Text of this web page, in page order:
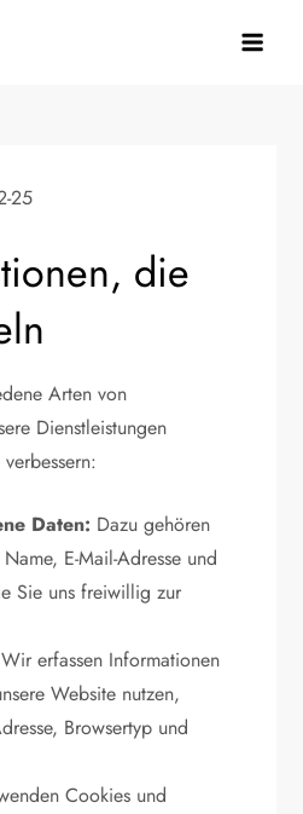
25
die
Arten von
Dienstleistungen
Daten: Dazu gehören
E-Mail-Adresse und
Sie uns freiwillig zur
Wir erfassen Informationen
Website nutzen,
Browsertyp und
Cookies und